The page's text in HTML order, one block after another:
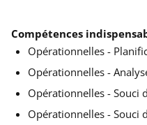
Compétences
Opérationnelles -
Opérationnelles -
Opérationnelles - Souci
Opérationnelles - Souci